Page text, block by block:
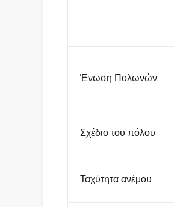
Ένωση Πολωνών
Σχέδιο του πόλου
Ταχύτητα ανέμου